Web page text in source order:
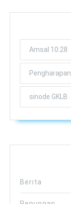
Amsal 10:28
Pengharapan
sinode GKLB
Berita